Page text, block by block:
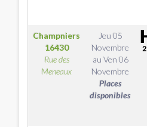
Champniers
16430
Rue des
Meneaux
Jeu 05
Novembre
au Ven 06
Novembre
Places
disponibles